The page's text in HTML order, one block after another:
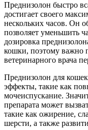
Преднизолон быстро
достигает своего
нескольких часов. Он
позволяет уменьшить
дозировка
кошки, поэтому важно
ветеринарного врача
Преднизолон для
эффекты, такие как
мочеиспускание.
препарата может
такие как ожирение,
шерсти, а также